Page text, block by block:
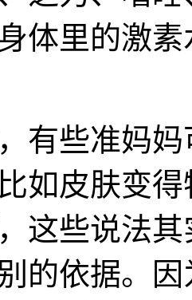
体里的激
些准妈妈
如皮肤变
这些说法
的依据。